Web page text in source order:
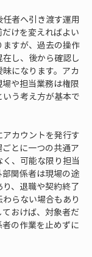
者へ引き渡す運用
けを変えればよい
すが、過去の操作
し、後から確認し
になります。アカ
や担当業務は権限
う考え方が基本で
カウントを発行す
とに一つの共通ア
、可能な限り担当
関係者は現場の途
、退職や契約終了
らない場合もあり
おけば、対象者だ
の作業を止めずに